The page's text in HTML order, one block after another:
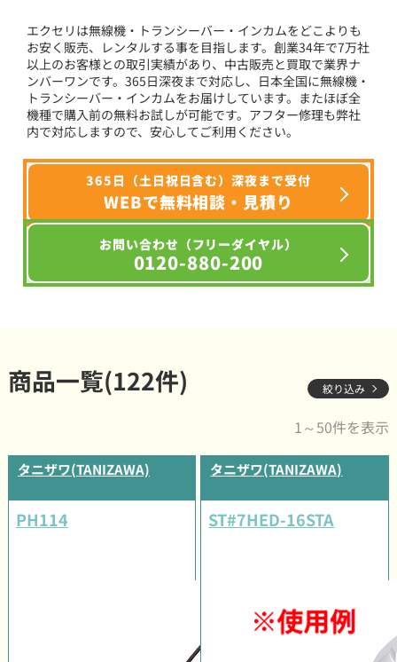
エクセリは無線機・トランシーバー・インカムをどこよりも
お安く販売、レンタルする事を目指します。創業34年で7万社
以上のお客様との取引実績があり、中古販売と買取で業界ナ
ンバーワンです。365日深夜まで対応し、日本全国に無線機・
トランシーバー・インカムをお届けしています。またほぼ全
機種で購入前の無料お試しが可能です。アフター修理も弊社
内で対応しますので、安心してご利用ください。
365日（土日祝日含む）深夜まで受付
WEBで無料相談・見積り
お問い合わせ（フリーダイヤル）
0120-880-200
商品一覧(122件) 絞り込み
1～50件を表示
タニザワ(TANIZAWA)
PH114
タニザワ(TANIZAWA)
ST#7HED-16STA